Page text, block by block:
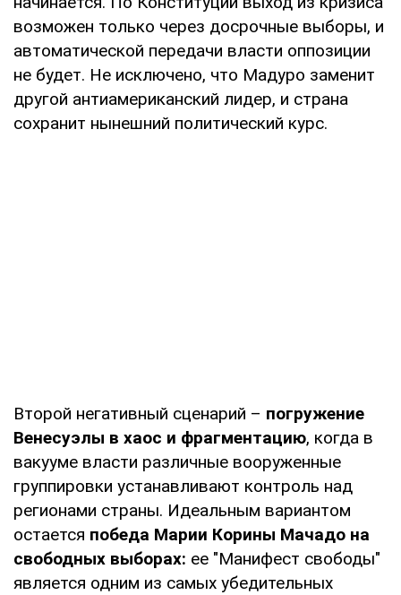
возможен только через досрочные выборы, и
автоматической передачи власти оппозиции
не будет. Не исключено, что Мадуро заменит
другой антиамериканский лидер, и страна
сохранит нынешний политический курс.
Второй негативный сценарий – погружение
Венесуэлы в хаос и фрагментацию, когда в
вакууме власти различные вооруженные
группировки устанавливают контроль над
регионами страны. Идеальным вариантом
остается победа Марии Корины Мачадо на
свободных выборах: ее "Манифест свободы"
является одним из самых убедительных